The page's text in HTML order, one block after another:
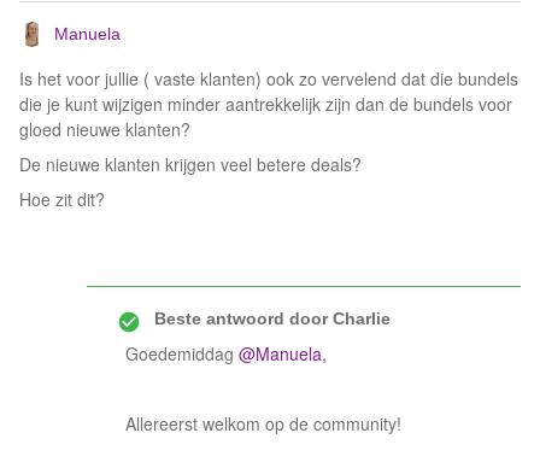
Manuela
Is het voor jullie ( vaste klanten) ook zo vervelend dat die bundels
die je kunt wijzigen minder aantrekkelijk zijn dan de bundels voor
gloed nieuwe klanten?
De nieuwe klanten krijgen veel betere deals?
Hoe zit dit?
Beste antwoord doorCharlie
Goedemiddag @Manuela,
Allereerst welkom op de community!